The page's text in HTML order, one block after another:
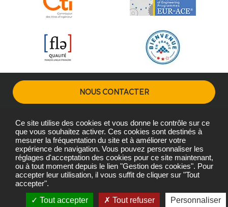
NOUS CONTACTER
Plans d'accès Mentions légales Gestion des cookies
Copyright © L'Institut Agro Montpellier 2026
L'Institut Agro Montpellier, une école de L'Institut Agro - Institut
national d'enseignement supérieur pour l'agriculture,
l'alimentation et l'environnement
Ce site utilise des cookies et vous donne le contrôle sur ce
que vous souhaitez activer. Ces cookies sont destinés à
mesurer la fréquentation du site et à améliorer votre
expérience de navigation. Vous pouvez personnaliser les
réglages d'acceptation des cookies pour ce site maintenant,
ou à tout moment depuis le lien "Gestion des cookies". Pour
accepter leur utilisation, il vous suffit de cliquer sur "Tout
accepter".
Tout accepter
Tout refuser Personnaliser